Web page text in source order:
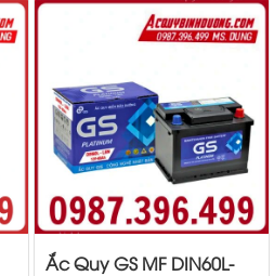
Ắc Quy GS MF DIN60L-